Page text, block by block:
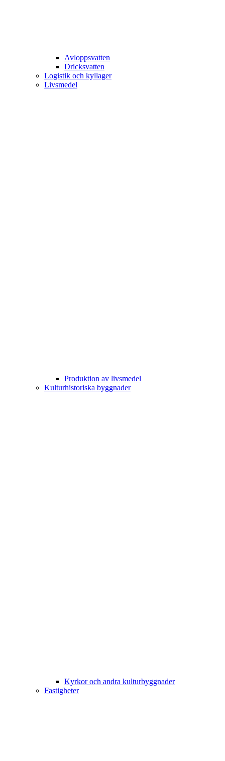
Avloppsvatten
Dricksvatten
Logistik och kyllager
Livsmedel
Produktion av livsmedel
Kulturhistoriska byggnader
Kyrkor och andra kulturbyggnader
Fastigheter